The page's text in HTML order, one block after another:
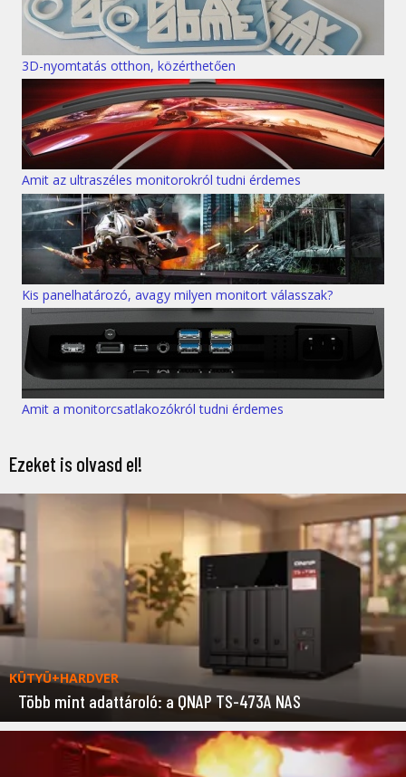
3D-nyomtatás otthon, közérthetően
Amit az ultraszéles monitorokról tudni érdemes
Kis panelhatározó, avagy milyen monitort válasszak?
Amit a monitorcsatlakozókról tudni érdemes
Ezeket is olvasd el!
KÜTYÜ+HARDVER
Több mint adattároló: a QNAP TS-473A NAS